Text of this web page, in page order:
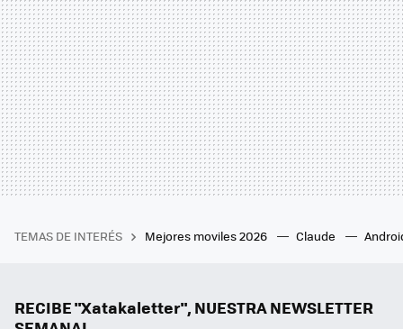
TEMAS DE INTERÉS Mejores moviles 2026 Claude
RECIBE "Xatakaletter", NUESTRA NEWSLETTER